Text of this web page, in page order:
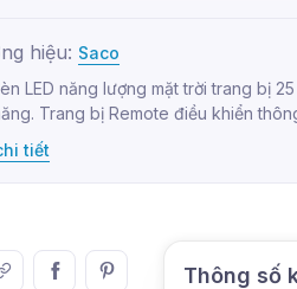
hiệu: Saco
LED năng lượng mặt trời trang bị
Trang bị Remote điều khiển
tiết
Thông số